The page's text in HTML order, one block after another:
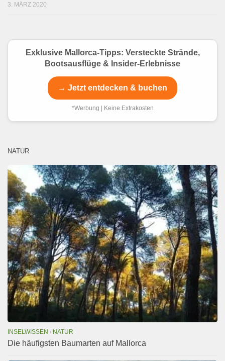
3. MÄRZ 2020
Exklusive Mallorca-Tipps: Versteckte Strände,
Bootsausflüge & Insider-Erlebnisse
→ Jetzt entdecken & buchen
*Werbung | Keine Extrakosten
NATUR
INSELWISSEN / NATUR
Die häufigsten Baumarten auf Mallorca